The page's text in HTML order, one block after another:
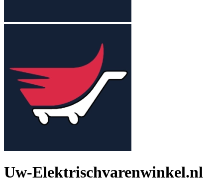
Uw-Elektrischvarenwinkel.nl